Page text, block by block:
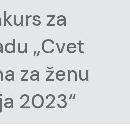
za
„Cvet
za ženu
2023“